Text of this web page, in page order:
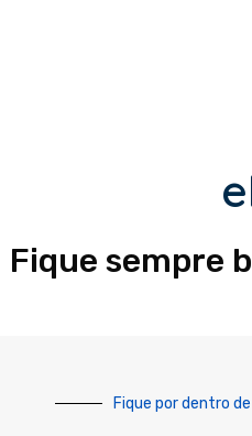
Fique sempre
Fique por dentro